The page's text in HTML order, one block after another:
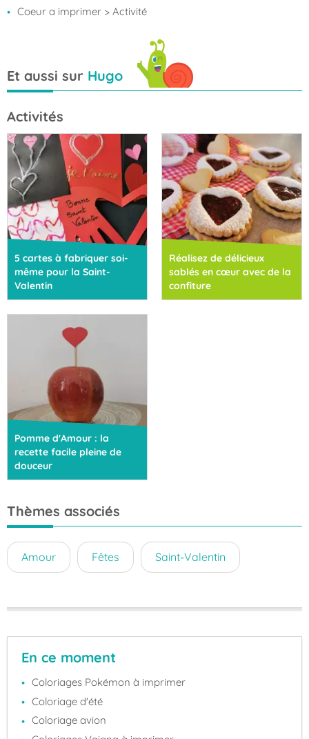
Coeur a imprimer > Activité
Et aussi sur Hugo
Activités
5 cartes à fabriquer soi-
même pour la Saint-
Valentin
Réalisez de délicieux
sablés en cœur avec de la
confiture
Pomme d'Amour : la
recette facile pleine de
douceur
Thèmes associés
Amour Fêtes Saint-Valentin
En ce moment
Coloriages Pokémon à imprimer
Coloriage d'été
Coloriage avion